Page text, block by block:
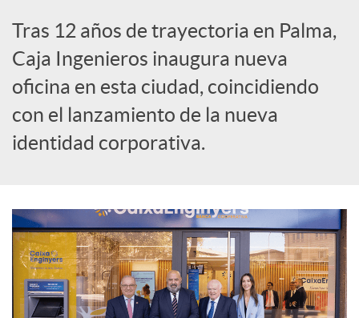
i
r
e
R
e
Tras 12 años de trayectoria en Palma,
Caja Ingenieros inaugura nueva
oficina en esta ciudad, coincidiendo
con el lanzamiento de la nueva
identidad corporativa.